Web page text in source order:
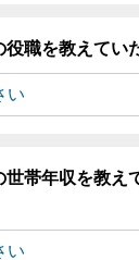
職を教えてい
世帯年収を教え